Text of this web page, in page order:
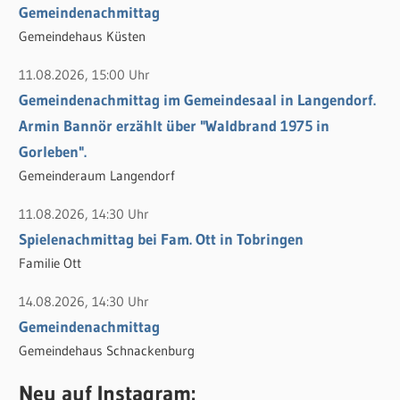
h
:
Gemeindenachmittag
Gemeindehaus Küsten
11.08.2026, 15:00 Uhr
Gemeindenachmittag im Gemeindesaal in Langendorf.
Armin Bannör erzählt über "Waldbrand 1975 in
Gorleben".
Gemeinderaum Langendorf
11.08.2026, 14:30 Uhr
Spielenachmittag bei Fam. Ott in Tobringen
Familie Ott
14.08.2026, 14:30 Uhr
Gemeindenachmittag
Gemeindehaus Schnackenburg
Neu auf Instagram: